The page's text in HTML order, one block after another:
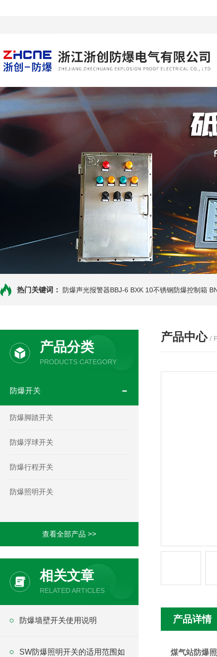
热门关键词： 防爆声光报警器BBJ-6 BXK 10不锈钢防爆控制箱
产品分类
PRODUCTS CATEGORY
防爆开关
防爆脚踏开关
防爆浮球开关
防爆行程开关
防爆照明开关
查看全部产品 >>
相关文章
RELATED ARTICLES
防爆墙壁开关使用说明
SW防爆照明开关的适用范围如
产品中心 /
产品详情
煤气站防爆